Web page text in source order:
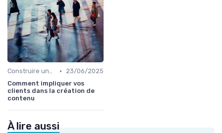
Construire une stratégie de contenu •
23/06/2025
Comment impliquer vos
clients dans la création de
contenu
À lire aussi